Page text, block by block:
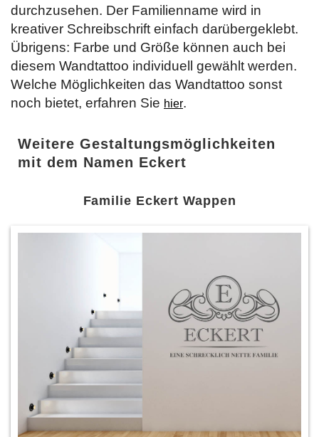
durchzusehen. Der Familienname wird in
kreativer Schreibschrift einfach darübergeklebt.
Übrigens: Farbe und Größe können auch bei
diesem Wandtattoo individuell gewählt werden.
Welche Möglichkeiten das Wandtattoo sonst
noch bietet, erfahren Sie hier.
Weitere Gestaltungsmöglichkeiten
mit dem Namen Eckert
Familie Eckert Wappen